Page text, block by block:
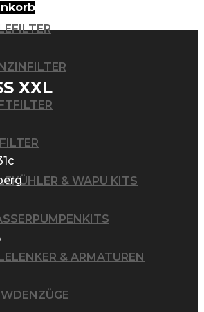
FILTER
KÜHLER & WAPU KITS
LENKER & ARMATUREN
XXL